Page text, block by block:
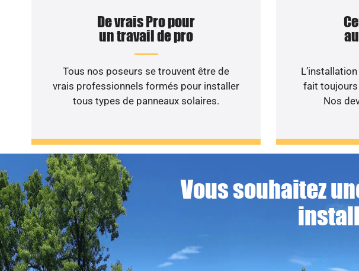
De vrais Pro pour
un travail de pro
Tous nos poseurs se trouvent être de
vrais professionnels formés pour installer
tous types de panneaux solaires.
fait toujours
Nos
Vous souhaitez